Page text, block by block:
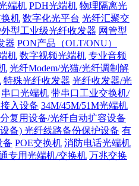
端机 PDH光端机 物理隔离光
机 数字化光平台 光纤汇聚交
外型工业级光纤收发器 网管型
器 PON产品（OLT/ONU）
机 数字视频光端机 专业音频
光纤Modem/光猫/光纤调制解
特殊光纤收发器 光纤收发器/光
串口光端机 带串口工业交换机/
入设备 34M/45M/51M光端机
复用设备/光纤自动扩容设备
备) 光纤线路备份保护设备 有
备 POE交换机 消防电话光端机
专用光端机/交换机 万兆交换